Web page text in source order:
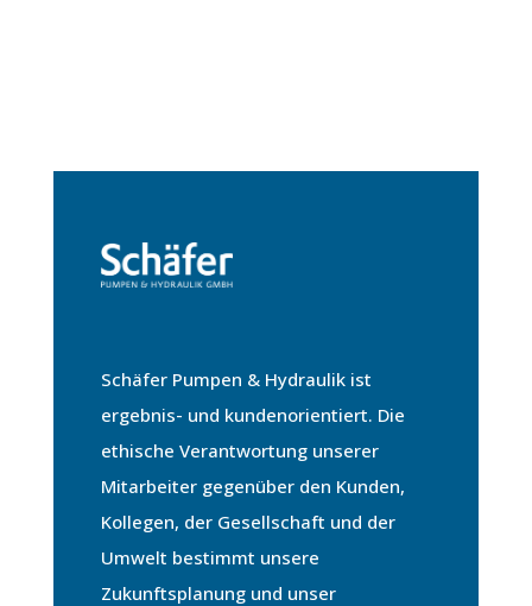
Schäfer Pumpen & Hydraulik ist
ergebnis- und kundenorientiert. Die
ethische Verantwortung unserer
Mitarbeiter gegenüber den Kunden,
Kollegen, der Gesellschaft und der
Umwelt bestimmt unsere
Zukunftsplanung und unser